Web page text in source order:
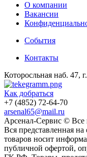
О компании
Вакансии
События
Контакты
Которосльная наб. 47,
Как добраться
+7 (4852) 72-64-70
arsenal65@mail.ru
Aрсенал-Сервис ©
Вся представленная
товаров носит
публичной офертой,